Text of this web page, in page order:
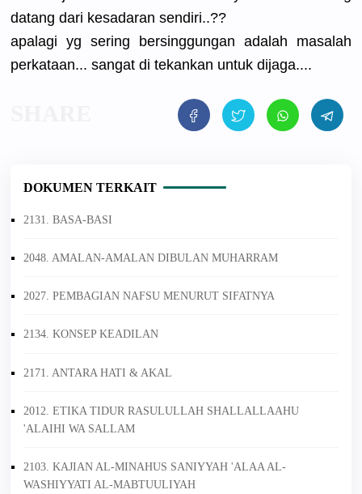
datang dari kesadaran sendiri..??
apalagi yg sering bersinggungan adalah masalah
perkataan... sangat di tekankan untuk dijaga....
DOKUMEN TERKAIT
2131. BASA-BASI
2048. AMALAN-AMALAN DIBULAN MUHARRAM
2027. PEMBAGIAN NAFSU MENURUT SIFATNYA
2134. KONSEP KEADILAN
2171. ANTARA HATI & AKAL
2012. ETIKA TIDUR RASULULLAH SHALLALLAAHU
'ALAIHI WA SALLAM
2103. KAJIAN AL-MINAHUS SANIYYAH 'ALAA AL-
WASHIYYATI AL-MABTUULIYAH